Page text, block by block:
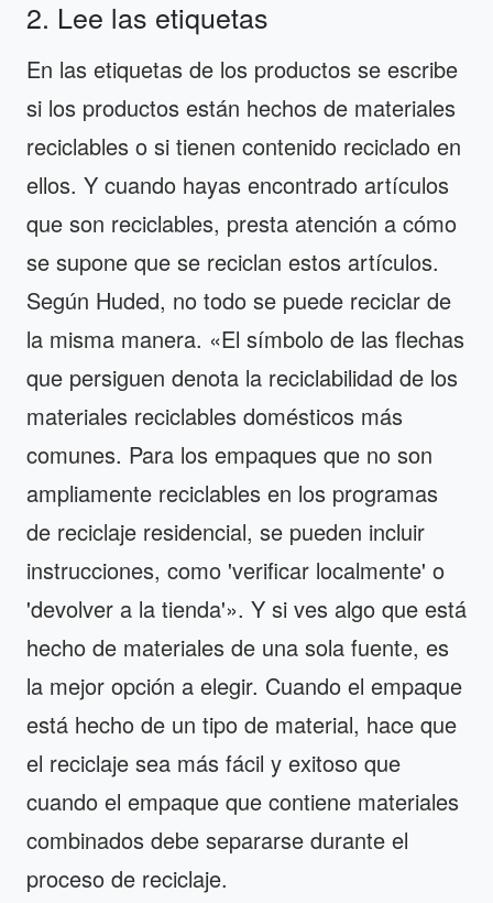
2. Lee las etiquetas
En las etiquetas de los productos se escribe
si los productos están hechos de materiales
reciclables o si tienen contenido reciclado en
ellos. Y cuando hayas encontrado artículos
que son reciclables, presta atención a cómo
se supone que se reciclan estos artículos.
Según Huded, no todo se puede reciclar de
la misma manera. «El símbolo de las flechas
que persiguen denota la reciclabilidad de los
materiales reciclables domésticos más
comunes. Para los empaques que no son
ampliamente reciclables en los programas
de reciclaje residencial, se pueden incluir
instrucciones, como 'verificar localmente' o
'devolver a la tienda'». Y si ves algo que está
hecho de materiales de una sola fuente, es
la mejor opción a elegir. Cuando el empaque
está hecho de un tipo de material, hace que
el reciclaje sea más fácil y exitoso que
cuando el empaque que contiene materiales
combinados debe separarse durante el
proceso de reciclaje.